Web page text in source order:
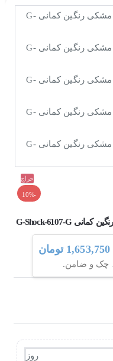
حراج
-10%
1,653,750 تومان
روز